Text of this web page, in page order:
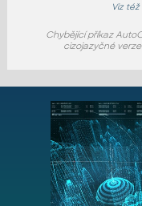
Viz též
Chybějící příkaz
cizojazyčné